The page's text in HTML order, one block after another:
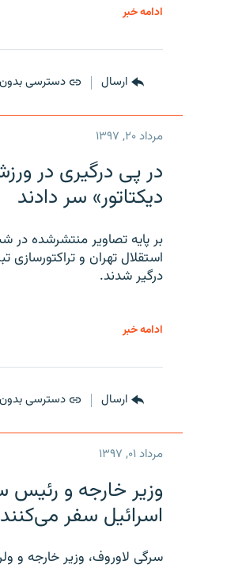
ادامه خبر
ارسال دسترسی
مرداد ۲۰, ۱۳۹۷
در پی درگیری در
دیکتاتور» سر دادند
بر پایه تصاویر منتشرشده در
استقلال تهران و تراکتورسازی
درگیر شدند.
ادامه خبر
ارسال دسترسی
مرداد ۰۱, ۱۳۹۷
وزیر خارجه و رئیس‌
اسرائیل سفر می‌کنند
سرگی لاوروف، وزیر خارجه و